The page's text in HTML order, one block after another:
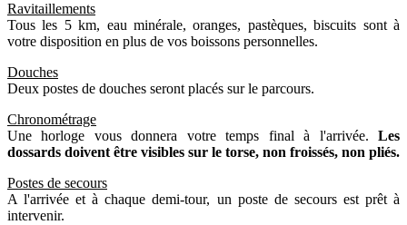
Ravitaillements
Tous les 5 km, eau minérale, oranges, pastèques, biscuits sont à
votre disposition en plus de vos boissons personnelles.
Douches
Deux postes de douches seront placés sur le parcours.
Chronométrage
Une horloge vous donnera votre temps final à l'arrivée. Les
dossards doivent être visibles sur le torse, non froissés, non pliés.
Postes de secours
A l'arrivée et à chaque demi-tour, un poste de secours est prêt à
intervenir.